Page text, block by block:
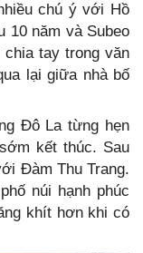
chú ý với Hồ
10 năm và Subeo
tay trong văn
lại giữa nhà bố
Đô La từng hẹn
kết thúc. Sau
Đàm Thu Trang.
núi hạnh phúc
khít hơn khi có